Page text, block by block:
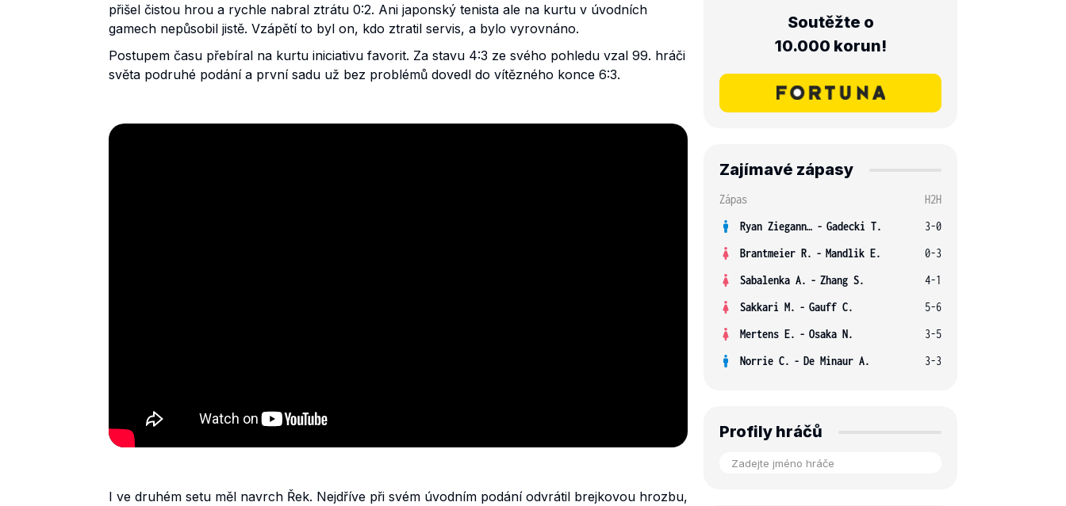
přišel čistou hrou a rychle nabral ztrátu 0:2. Ani japonský tenista ale na kurtu v úvodních
gamech nepůsobil jistě. Vzápětí to byl on, kdo ztratil servis, a bylo vyrovnáno.
Postupem času přebíral na kurtu iniciativu favorit. Za stavu 4:3 ze svého pohledu vzal 99. hráči
světa podruhé podání a první sadu už bez problémů dovedl do vítězného konce 6:3.
I ve druhém setu měl navrch Řek. Nejdříve při svém úvodním podání odvrátil brejkovou hrozbu,
Soutěžte o
10.000 korun!
Zajímavé zápasy
Zápas
H2H
Ryan Ziegann S. - Gadecki T.
3-0
Brantmeier R. - Mandlik E.
0-3
Sabalenka A. - Zhang S.
4-1
Sakkari M. - Gauff C.
5-6
Mertens E. - Osaka N.
3-5
Norrie C. - De Minaur A. 3-3
Profily hráčů